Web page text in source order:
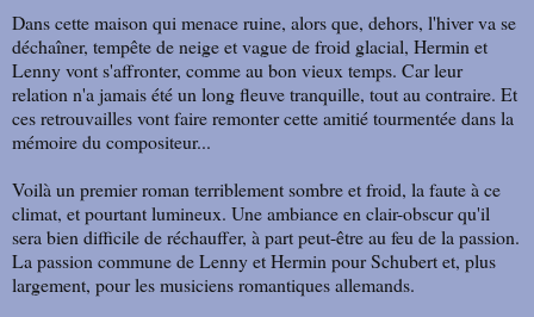
Dans cette maison qui menace ruine, alors que, dehors, l'hiver va se
déchaîner, tempête de neige et vague de froid glacial, Hermin et
Lenny vont s'affronter, comme au bon vieux temps. Car leur
relation n'a jamais été un long fleuve tranquille, tout au contraire. Et
ces retrouvailles vont faire remonter cette amitié tourmentée dans la
mémoire du compositeur...
Voilà un premier roman terriblement sombre et froid, la faute à ce
climat, et pourtant lumineux. Une ambiance en clair-obscur qu'il
sera bien difficile de réchauffer, à part peut-être au feu de la passion.
La passion commune de Lenny et Hermin pour Schubert et, plus
largement, pour les musiciens romantiques allemands.